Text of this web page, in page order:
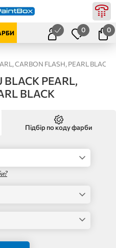
0 0
CARBON FLASH, PEARL BLACK
PEARL,
BLACK
Підбір по коду фарби